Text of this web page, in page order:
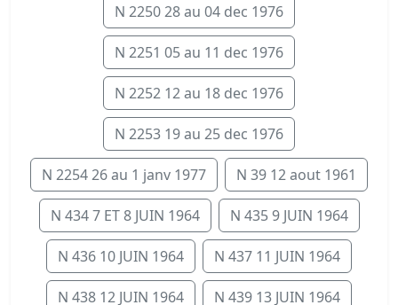
N 2250 28 au 04 dec 1976
N 2251 05 au 11 dec 1976
N 2252 12 au 18 dec 1976
N 2253 19 au 25 dec 1976
N 2254 26 au 1 janv 1977 N 39 12 aout 1961
N 434 7 ET 8 JUIN 1964 N 435 9 JUIN 1964
N 436 10 JUIN 1964 N 437 11 JUIN 1964
N 438 12 JUIN 1964 N 439 13 JUIN 1964